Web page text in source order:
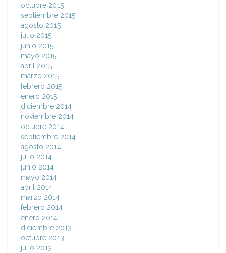
octubre 2015
septiembre 2015
agosto 2015
julio 2015
junio 2015
mayo 2015
abril 2015
marzo 2015
febrero 2015
enero 2015
diciembre 2014
noviembre 2014
octubre 2014
septiembre 2014
agosto 2014
julio 2014
junio 2014
mayo 2014
abril 2014
marzo 2014
febrero 2014
enero 2014
diciembre 2013
octubre 2013
julio 2013